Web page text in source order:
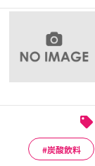
炭酸飲料